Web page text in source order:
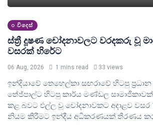
විදෙස්
ස්ත්‍රී දූෂණ චෝදනාවලට වරදකරු වූ
වසරක් හිරේට
06 Aug, 2026 1 mins read 33 views
ඉන්දියාවේ තෙහෙල්කා සඟරාවේ හිටපු
තේජ්පාල්ට හිටපු කාර්ය මණ්ඩල
කළ බවට එල්ල වූ චෝදනාවකට අදාළව වසර
නියම කිරීමට ඉන්දීය අධිකරණයක් තීරණය